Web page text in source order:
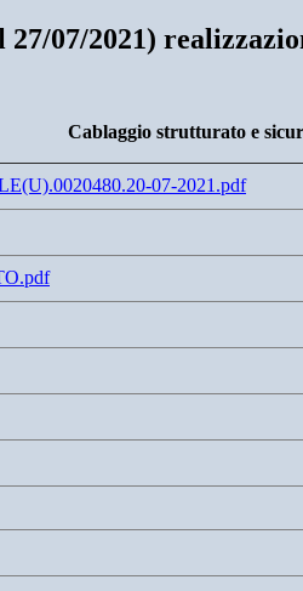
07/2021)
Cablaggio strutturato e
07-2021.pdf